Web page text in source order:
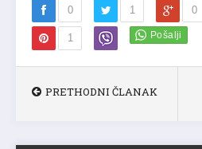
0 1 0
1
PRETHODNI ČLANAK